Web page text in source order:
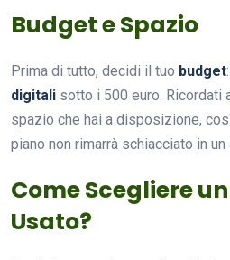
Budget e Spazio
Prima di tutto, decidi il tuo budget
digitali sotto i 500 euro. Ricordati
spazio che hai a disposizione,
piano non rimarrà schiacciato in un
Come Scegliere
Usato?